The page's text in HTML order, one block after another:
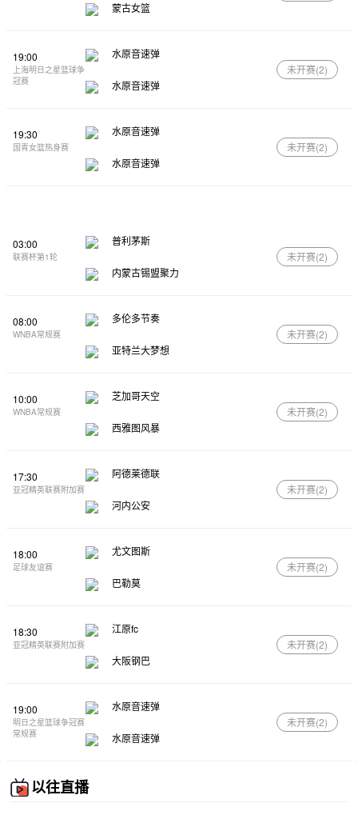
蒙古女篮
19:00
上海明日之星篮球争
冠赛
水原音速弹
水原音速弹
未开赛(2)
19:30
国青女篮热身赛
水原音速弹
水原音速弹
未开赛(2)
03:00
联赛杯第1轮
普利茅斯
内蒙古锡盟聚力
未开赛(2)
08:00
WNBA常规赛
多伦多节奏
亚特兰大梦想
未开赛(2)
10:00
WNBA常规赛
芝加哥天空
西雅图风暴
未开赛(2)
17:30
亚冠精英联赛附加赛
阿德莱德联
河内公安
未开赛(2)
18:00
足球友谊赛
尤文图斯
巴勒莫
未开赛(2)
18:30
亚冠精英联赛附加赛
江原fc
大阪钢巴
未开赛(2)
19:00
明日之星篮球争冠赛
常规赛
水原音速弹
水原音速弹
未开赛(2)
以往直播